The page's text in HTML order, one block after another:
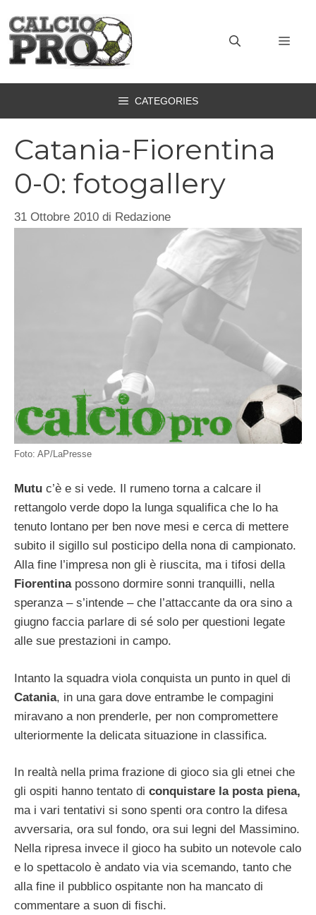
contenuto
CATEGORIES
Catania-Fiorentina
0-0: fotogallery
31 Ottobre 2010 di Redazione
Foto: AP/LaPresse
Mutu c’è e si vede. Il rumeno torna a calcare il
rettangolo verde dopo la lunga squalifica che lo ha
tenuto lontano per ben nove mesi e cerca di mettere
subito il sigillo sul posticipo della nona di campionato.
Alla fine l’impresa non gli è riuscita, ma i tifosi della
Fiorentinapossono dormire sonni tranquilli, nella
speranza – s’intende – che l’attaccante da ora sino a
giugno faccia parlare di sé solo per questioni legate
alle sue prestazioni in campo.
Intanto la squadra viola conquista un punto in quel di
Catania, in una gara dove entrambe le compagini
miravano a non prenderle, per non compromettere
ulteriormente la delicata situazione in classifica.
In realtà nella prima frazione di gioco sia gli etnei che
gli ospiti hanno tentato di conquistare la posta piena,
ma i vari tentativi si sono spenti ora contro la difesa
avversaria, ora sul fondo, ora sui legni del Massimino.
Nella ripresa invece il gioco ha subito un notevole calo
e lo spettacolo è andato via via scemando, tanto che
alla fine il pubblico ospitante non ha mancato di
commentare a suon di fischi.